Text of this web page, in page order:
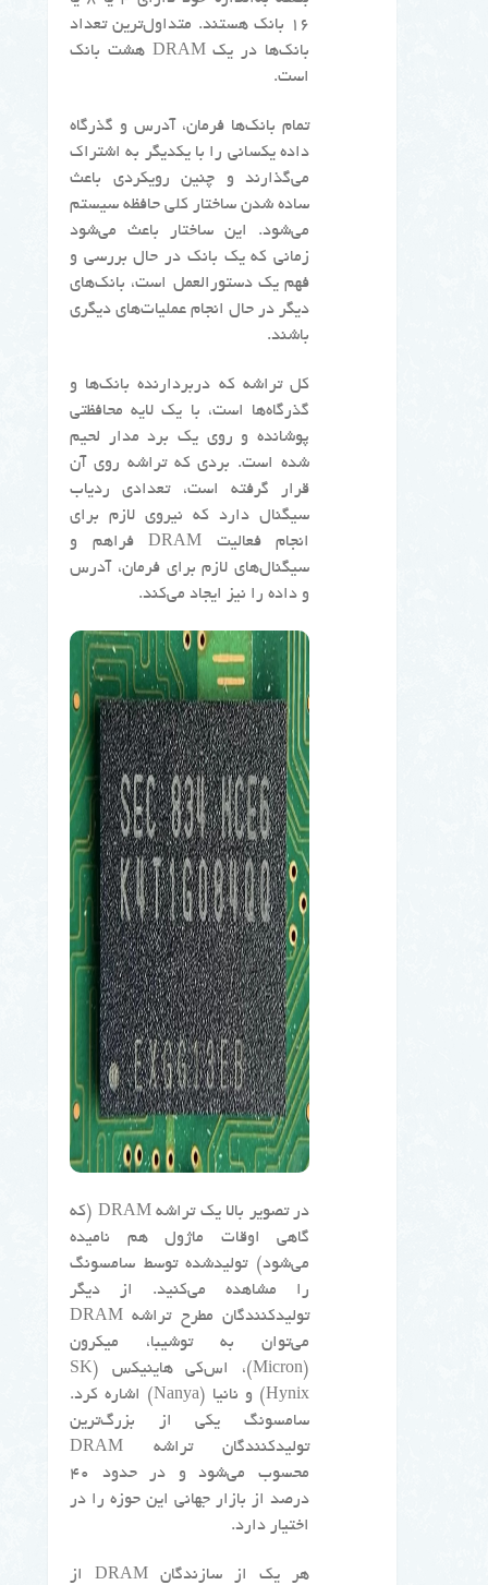
۱۶ بانک هستند. متداول‌ترین تعداد
بانک‌ها در یک DRAM هشت بانک
است.
تمام بانک‌ها فرمان، آدرس و گذرگاه
داده یکسانی را با یکدیگر به اشتراک
می‌گذارند و چنین رویکردی باعث
ساده شدن ساختار کلی حافظه سیستم
می‌شود. این ساختار باعث می‌شود
زمانی که یک بانک در حال بررسی و
فهم یک دستورالعمل است، بانک‌های
دیگر در حال انجام عملیات‌های دیگری
باشند.
کل تراشه که دربردارنده بانک‌ها و
گذرگاه‌ها است، با یک لایه محافظتی
پوشانده و روی یک برد مدار لحیم
شده است. بردی که تراشه روی آن
قرار گرفته است، تعدادی ردیاب
سیگنال دارد که نیروی لازم برای
انجام فعالیت DRAM فراهم و
سیگنال‌های لازم برای فرمان، آدرس
و داده را نیز ایجاد می‌کند.
در تصویر بالا یک تراشه DRAM (که
گاهی اوقات ماژول هم نامیده
می‌شود) تولیدشده توسط سامسونگ
را مشاهده می‌کنید. از دیگر
تولیدکنندگان مطرح تراشه DRAM
می‌توان به توشیبا، میکرون
(Micron)، اس‌کی هاینیکس (SK
Hynix) و نانیا (Nanya) اشاره کرد.
سامسونگ یکی از بزرگ‌ترین
تولیدکنندگان تراشه DRAM
محسوب می‌شود و در حدود ۴۰
درصد از بازار جهانی این حوزه را در
اختیار دارد.
هر یک از سازندگان DRAM از